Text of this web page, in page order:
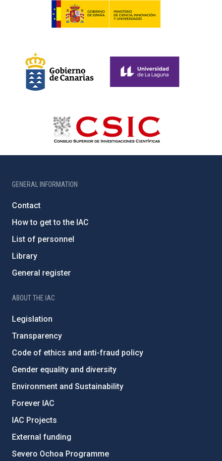
GENERAL INFORMATION
Contact
How to get to the IAC
List of personnel
Library
General register
ABOUT THE IAC
Legislation
Transparency
Code of ethics and anti-fraud policy
Gender equality and diversity
Environment and Sustainability
Forever IAC
IAC Projects
External funding
Severo Ochoa Programme